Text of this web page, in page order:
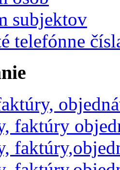
subjektov
telefónne
faktúry